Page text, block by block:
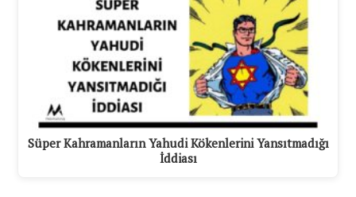
Süper Kahramanların Yahudi Kökenlerini Yansıtmadığı
İddiası